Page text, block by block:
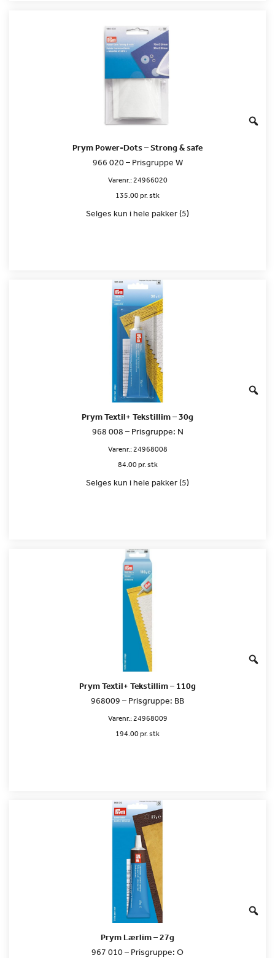
Prym Power-Dots – Strong & safe
966 020 – Prisgruppe W
Varenr.:24966020
135.00 pr. stk
Selges kun i hele pakker (5)
Prym Textil+ Tekstillim – 30g
968 008 – Prisgruppe: N
Varenr.:24968008
84.00 pr. stk
Selges kun i hele pakker (5)
Prym Textil+ Tekstillim – 110g
968009 – Prisgruppe: BB
Varenr.:24968009
194.00 pr. stk
Prym Lærlim – 27g
967 010 – Prisgruppe: O